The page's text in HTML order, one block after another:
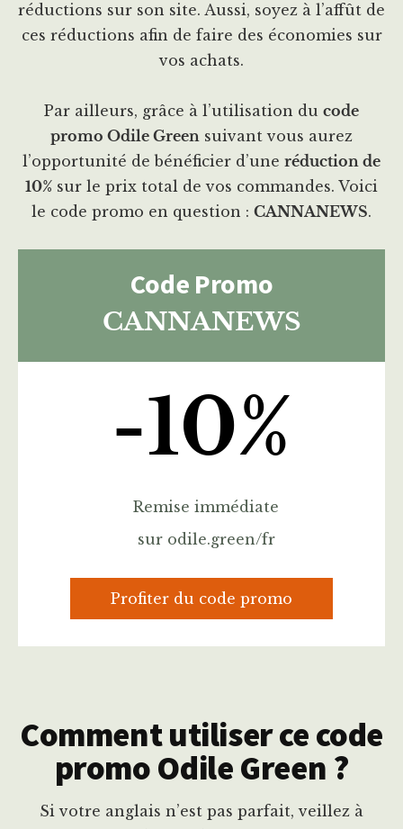
réductions sur son site. Aussi, soyez à l’affût de
ces réductions afin de faire des économies sur
vos achats.
Par ailleurs, grâce à l’utilisation du code
promo Odile Green suivant vous aurez
l’opportunité de bénéficier d’une réduction de
10% sur le prix total de vos commandes. Voici
le code promo en question : CANNANEWS.
Code Promo
CANNANEWS
-10%
Remise immédiate
sur odile.green/fr
Profiter du code promo
Comment utiliser ce code
promo Odile Green ?
Si votre anglais n’est pas parfait, veillez à